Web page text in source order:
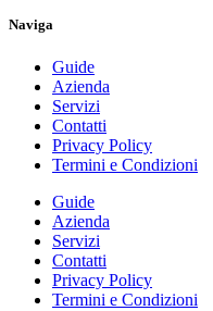
Naviga
Guide
Azienda
Servizi
Contatti
Privacy Policy
Termini e Condizioni
Guide
Azienda
Servizi
Contatti
Privacy Policy
Termini e Condizioni